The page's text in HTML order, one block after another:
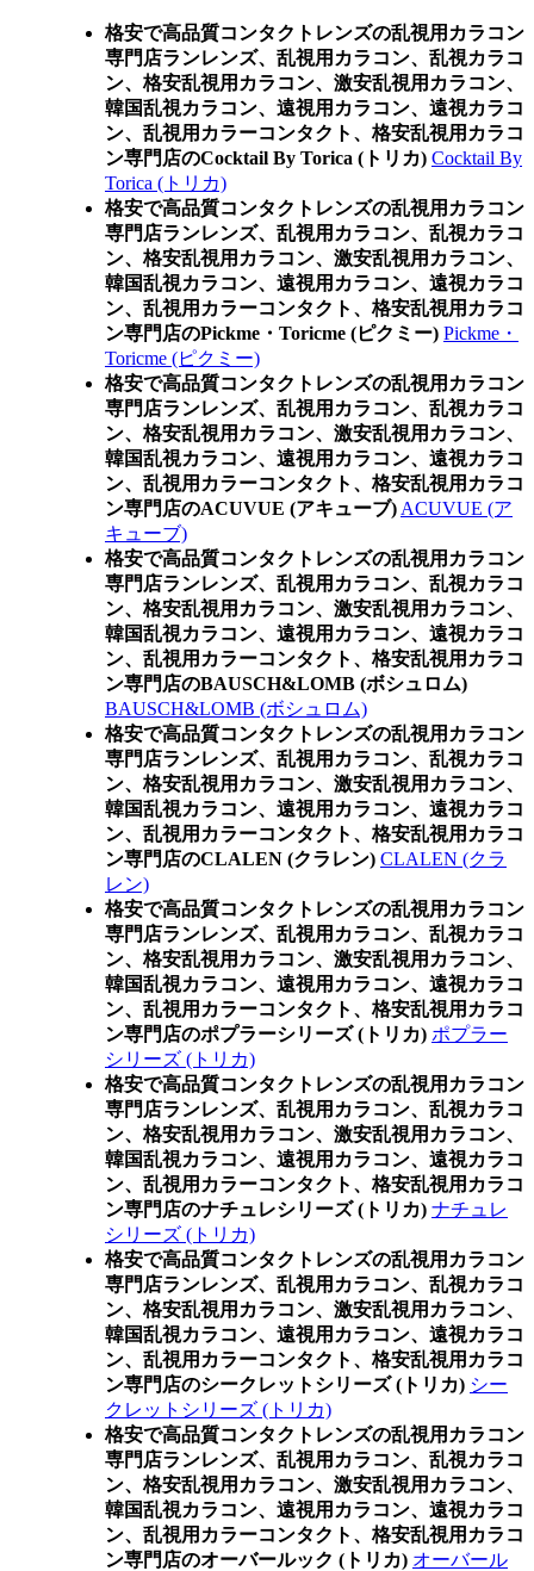
格安で高品質コンタクトレンズの乱視用カラコン
専門店ランレンズ、乱視用カラコン、乱視カラコ
ン、格安乱視用カラコン、激安乱視用カラコン、
韓国乱視カラコン、遠視用カラコン、遠視カラコ
ン、乱視用カラーコンタクト、格安乱視用カラコ
ン専門店のCocktail By Torica (トリカ) Cocktail By
Torica (トリカ)
格安で高品質コンタクトレンズの乱視用カラコン
専門店ランレンズ、乱視用カラコン、乱視カラコ
ン、格安乱視用カラコン、激安乱視用カラコン、
韓国乱視カラコン、遠視用カラコン、遠視カラコ
ン、乱視用カラーコンタクト、格安乱視用カラコ
ン専門店のPickme・Toricme (ピクミー) Pickme・
Toricme (ピクミー)
格安で高品質コンタクトレンズの乱視用カラコン
専門店ランレンズ、乱視用カラコン、乱視カラコ
ン、格安乱視用カラコン、激安乱視用カラコン、
韓国乱視カラコン、遠視用カラコン、遠視カラコ
ン、乱視用カラーコンタクト、格安乱視用カラコ
ン専門店のACUVUE (アキューブ) ACUVUE (ア
キューブ)
格安で高品質コンタクトレンズの乱視用カラコン
専門店ランレンズ、乱視用カラコン、乱視カラコ
ン、格安乱視用カラコン、激安乱視用カラコン、
韓国乱視カラコン、遠視用カラコン、遠視カラコ
ン、乱視用カラーコンタクト、格安乱視用カラコ
ン専門店のBAUSCH&LOMB (ボシュロム)
BAUSCH&LOMB (ボシュロム)
格安で高品質コンタクトレンズの乱視用カラコン
専門店ランレンズ、乱視用カラコン、乱視カラコ
ン、格安乱視用カラコン、激安乱視用カラコン、
韓国乱視カラコン、遠視用カラコン、遠視カラコ
ン、乱視用カラーコンタクト、格安乱視用カラコ
ン専門店のCLALEN (クラレン) CLALEN (クラ
レン)
格安で高品質コンタクトレンズの乱視用カラコン
専門店ランレンズ、乱視用カラコン、乱視カラコ
ン、格安乱視用カラコン、激安乱視用カラコン、
韓国乱視カラコン、遠視用カラコン、遠視カラコ
ン、乱視用カラーコンタクト、格安乱視用カラコ
ン専門店のポプラーシリーズ (トリカ) ポプラー
シリーズ (トリカ)
格安で高品質コンタクトレンズの乱視用カラコン
専門店ランレンズ、乱視用カラコン、乱視カラコ
ン、格安乱視用カラコン、激安乱視用カラコン、
韓国乱視カラコン、遠視用カラコン、遠視カラコ
ン、乱視用カラーコンタクト、格安乱視用カラコ
ン専門店のナチュレシリーズ (トリカ) ナチュレ
シリーズ (トリカ)
格安で高品質コンタクトレンズの乱視用カラコン
専門店ランレンズ、乱視用カラコン、乱視カラコ
ン、格安乱視用カラコン、激安乱視用カラコン、
韓国乱視カラコン、遠視用カラコン、遠視カラコ
ン、乱視用カラーコンタクト、格安乱視用カラコ
ン専門店のシークレットシリーズ (トリカ) シー
クレットシリーズ (トリカ)
格安で高品質コンタクトレンズの乱視用カラコン
専門店ランレンズ、乱視用カラコン、乱視カラコ
ン、格安乱視用カラコン、激安乱視用カラコン、
韓国乱視カラコン、遠視用カラコン、遠視カラコ
ン、乱視用カラーコンタクト、格安乱視用カラコ
ン専門店のオーバールック (トリカ) オーバール